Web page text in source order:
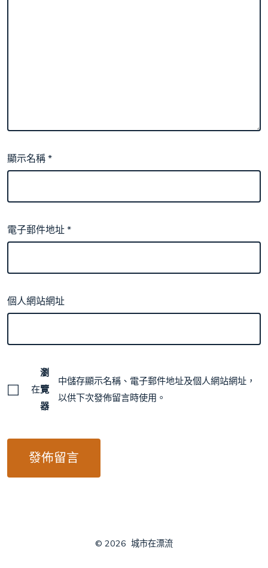
顯示名稱*
電子郵件地址*
個人網站網址
在
瀏
覽
器
中儲存顯示名稱、電子郵件地址及個人網站網址，
以供下次發佈留言時使用。
© 2026 城市在漂流